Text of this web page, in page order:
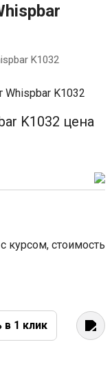
K1032
K1032 цена
курсом, стоимость
в 1 клик